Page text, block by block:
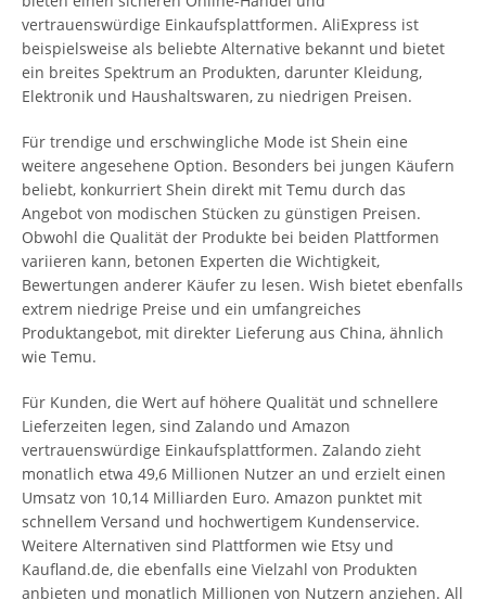
vertrauenswürdige Einkaufsplattformen. AliExpress ist
beispielsweise als beliebte Alternative bekannt und bietet
ein breites Spektrum an Produkten, darunter Kleidung,
Elektronik und Haushaltswaren, zu niedrigen Preisen.
Für trendige und erschwingliche Mode ist Shein eine
weitere angesehene Option. Besonders bei jungen Käufern
beliebt, konkurriert Shein direkt mit Temu durch das
Angebot von modischen Stücken zu günstigen Preisen.
Obwohl die Qualität der Produkte bei beiden Plattformen
variieren kann, betonen Experten die Wichtigkeit,
Bewertungen anderer Käufer zu lesen. Wish bietet ebenfalls
extrem niedrige Preise und ein umfangreiches
Produktangebot, mit direkter Lieferung aus China, ähnlich
wie Temu.
Für Kunden, die Wert auf höhere Qualität und schnellere
Lieferzeiten legen, sind Zalando und Amazon
vertrauenswürdige Einkaufsplattformen. Zalando zieht
monatlich etwa 49,6 Millionen Nutzer an und erzielt einen
Umsatz von 10,14 Milliarden Euro. Amazon punktet mit
schnellem Versand und hochwertigem Kundenservice.
Weitere Alternativen sind Plattformen wie Etsy und
Kaufland.de, die ebenfalls eine Vielzahl von Produkten
anbieten und monatlich Millionen von Nutzern anziehen. All